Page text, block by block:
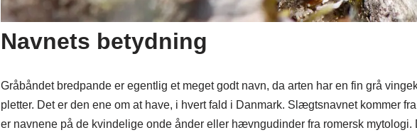
Navnets betydning
Gråbåndet bredpande er egentlig et meget godt navn, da arten har en fin grå
pletter. Det er den ene om at have, i hvert fald i Danmark. Slægtsnavnet kommer
er navnene på de kvindelige onde ånder eller hævngudinder fra romersk mytologi.